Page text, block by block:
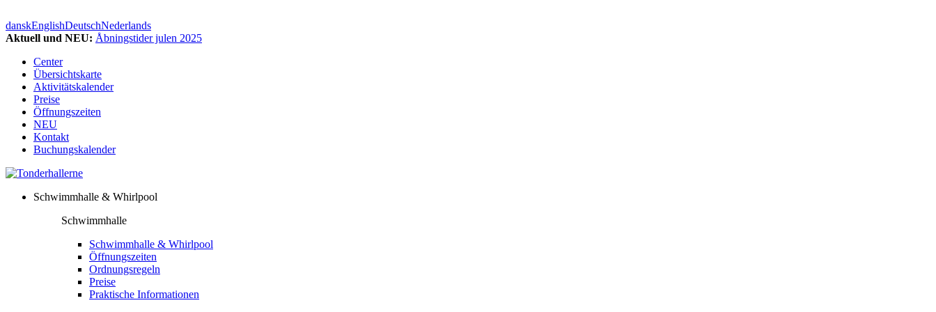
danskEnglishDeutschNederlands
Aktuell und NEU: Åbningstider julen 2025
Center
Übersichtskarte
Aktivitätskalender
Preise
Öffnungszeiten
NEU
Kontakt
Buchungskalender
Schwimmhalle & Whirlpool
Schwimmhalle
Schwimmhalle & Whirlpool
Öffnungszeiten
Ordnungsregeln
Preise
Praktische Informationen